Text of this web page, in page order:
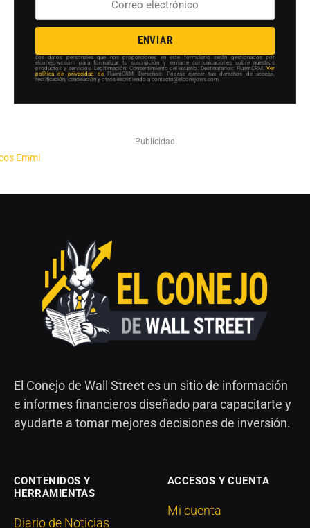
ENVIAR
Los datos personales que nos proporciones en este formulario serán gestionados por
elconejows.com para formalizar tu suscripción y enviarte comunicaciones sobre nuestros
productos y servicios. Legitimación: Consentimiento del usuario. Destinatarios: FluentCRM. Ver
política de privacidad de FluentCRM. Derechos: Podrás ejercer tus derechos de acceso,
rectificación, cancelación y otros escribiendo a contacto@elconejows.com.
Publicidad
El Conejo de Wall Street es un sitio de información
e informes financieros diseñado para capacitarte y
ayudarte a tomar mejores decisiones de inversión.
CONTENIDOS Y
HERRAMIENTAS
Diario de Noticias
ACCESOS Y CUENTA
Mi cuenta